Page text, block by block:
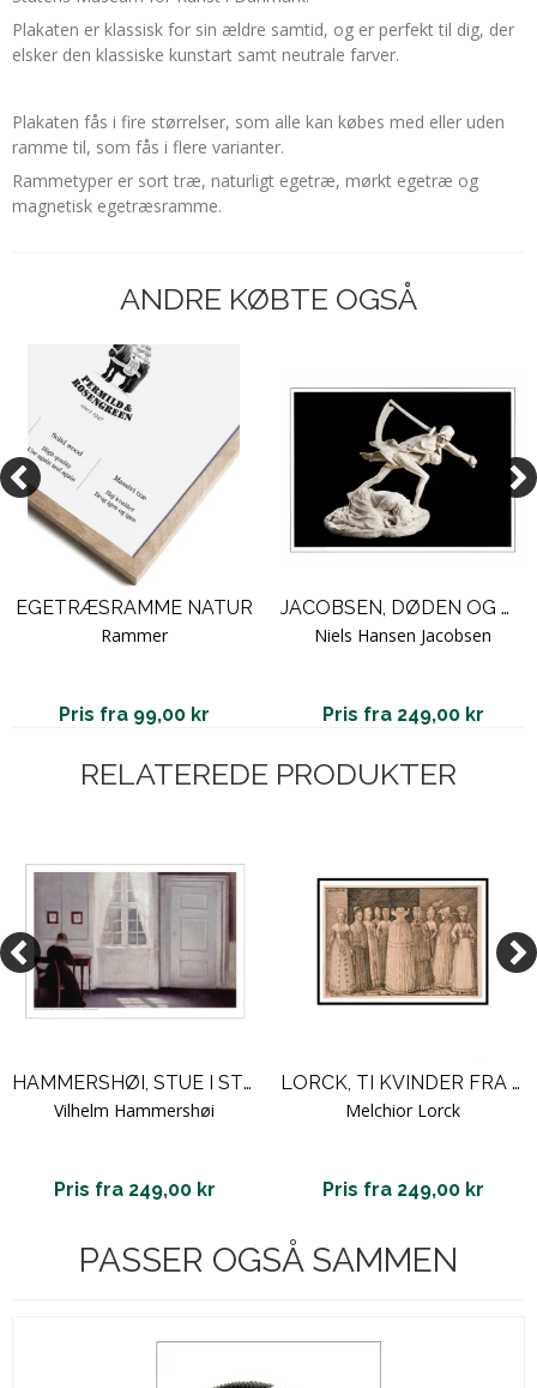
Plakaten er klassisk for sin ældre samtid, og er perfekt til dig, der
elsker den klassiske kunstart samt neutrale farver.
Plakaten fås i fire størrelser, som alle kan købes med eller uden
ramme til, som fås i flere varianter.
Rammetyper er sort træ, naturligt egetræ, mørkt egetræ og
magnetisk egetræsramme.
ANDRE KØBTE OGSÅ
EGETRÆSRAMME NATUR
Rammer
Pris fra 99,00 kr
JACOBSEN, DØDEN OG MODEREN
Niels Hansen Jacobsen
Pris fra 249,00 kr
RELATEREDE PRODUKTER
HAMMERSHØI, STUE I STRANDGADE MED SOLSKIN PÅ GULVET
Vilhelm Hammershøi
Pris fra 249,00 kr
LORCK, TI KVINDER FRA STRALSUND
Melchior Lorck
Pris fra 249,00 kr
PASSER OGSÅ SAMMEN